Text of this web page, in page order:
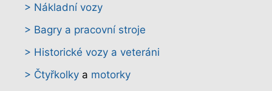
> Nákladní vozy
> Bagry a pracovní stroje
> Historické vozy a veteráni
> Čtyřkolky a motorky